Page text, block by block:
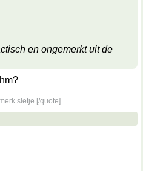
en ongemerkt uit de
sletje.[/quote]